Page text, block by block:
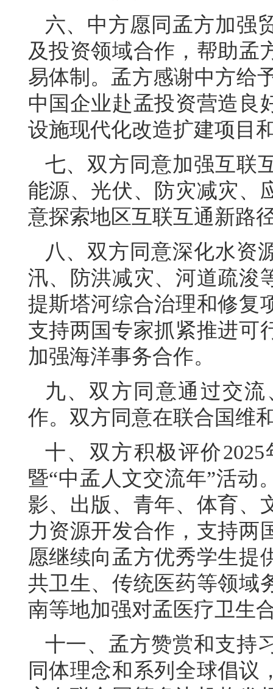
六、中方愿同孟方加强
及投资领域合作，帮助孟
易体制。孟方感谢中方给
中国企业赴孟投资营造良
设施现代化改造扩建项目
七、双方同意加强互联
能源、光伏、防灾减灾、
意探索地区互联互通新路
八、双方同意深化水资
汛、防洪减灾、河道疏浚
提斯塔河综合治理和修复
支持两国专家抓紧推进可
加强海洋事务合作。
九、双方同意通过交
作。双方同意在联合国维
十、双方积极评价
暨“中孟人文交流年”活动
影、出版、青年、体育、
力资源开发合作，支持两
愿继续向孟方优秀学生提
共卫生、传统医药等领域
南等地加强对孟医疗卫生
十一、孟方赞赏和支持
同体理念和系列全球倡议